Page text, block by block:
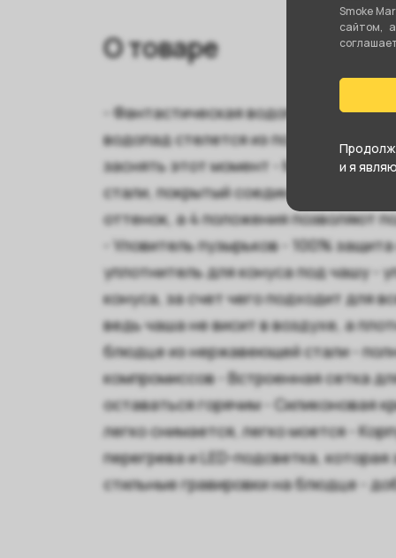
Smoke
сайтом,
и я
О товаре
- Фантастическая водопадная
водопад стелется из под блюдца,
заснять этот момент -
стали, покрытый соединением
оттенок, а 4 положения позволяют
- Уловитель пузырьков - 100%
уплотнитель для конуса под чашу -
конуса, за счет чего подходит для
ведь чаша не висит в воздухе, а
блюдце из нержавеющей стали -
компромиссов - Встроенная сетка
оставаться горячим - Силиконовая
легко снимается, легко моется -
перегрева и LED-подсветка,
стильные гравировки на блюдце -